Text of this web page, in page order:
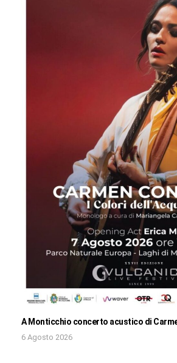
A Monticchio concerto acustico di
6 Agosto 2026